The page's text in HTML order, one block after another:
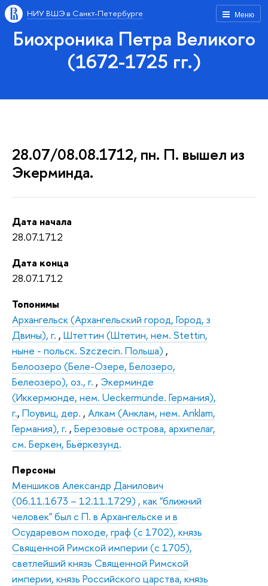
Меню
НИУ ВШЭ в Санкт-Петербурге
Биохроника Петра Великого
(1672-1725 гг.)
28.07/08.08.1712, пн. П. вышел из
Экерминда.
Дата начала
28.07.1712
Дата конца
28.07.1712
Топонимы
Архангельск (Архангельский город, Город, з
Двины), г. , Штеттин (Штетин, нем. Stettin,
ныне - польск. Szczecin. Польша) ,
Белоозеро (Беле-Озере, Белозеро,
Белеозеро), оз., г. , Экерминде
(Иккермюнде, нем. Ueckermünde. Германия),
г., Поувиц, дер. , Алкам (Анклам, нем. Anklam,
Германия), г. , Березовые острова, архипелаг,
см. Беркен, Бьёркезунд.
Персоны
Меншиков Александр Данилович
(06.11.1673 – 12.11.1729) , как "ближний
человек" был с П. в Архангельске и в
Осударевом походе, граф (с 1702), князь
Священной Римской империи (с 1705),
светлейший князь Священной Римской
империи, князь Российского царства, князь